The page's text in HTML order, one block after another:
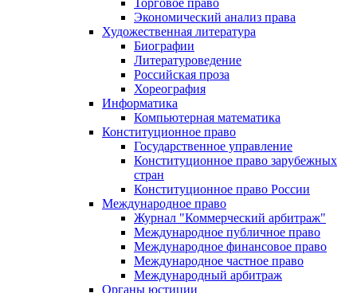
Торговое право
Экономический анализ права
Художественная литература
Биографии
Литературоведение
Российская проза
Хореография
Информатика
Компьютерная математика
Конституционное право
Государственное управление
Конституционное право зарубежных
стран
Конституционное право России
Международное право
Журнал "Коммерческий арбитраж"
Международное публичное право
Международное финансовое право
Международное частное право
Международный арбитраж
Органы юстиции